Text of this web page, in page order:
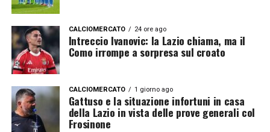
CALCIOMERCATO 24 ore ago
Intreccio Ivanovic: la Lazio chiama, ma il
Como irrompe a sorpresa sul croato
CALCIOMERCATO 1 giorno ago
Gattuso e la situazione infortuni in casa
della Lazio in vista delle prove generali col
Frosinone